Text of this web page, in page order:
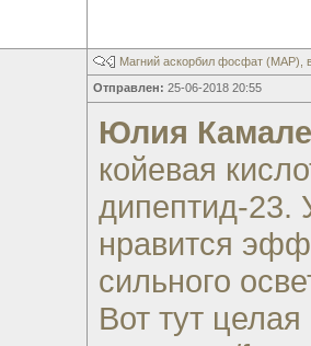
Магний аскорбил фосфат (МАР),
Отправлен: 25-06-2018 20:55
Юлия
койевая
дипептид-23.
нравится
сильного
Вот тут